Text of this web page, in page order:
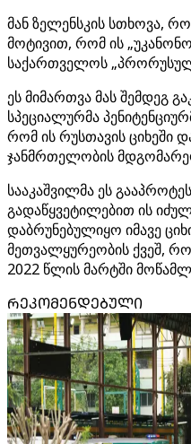
მან ზელენსკის სთხოვა,
მოტივით, რომ ის
საქართველოს
ეს მიმართვა მას შემდეგ
სპეციალურმა
რომ ის რუსთავის ციხეში
ჯანმრთელობის
სააკაშვილმა ეს
გადაწყვეტილებით ის
დაბრუნებულიყო იმავე
მეთვალყურეობის ქვეშ,
2022 წლის მარტში
ᲠᲔᲙᲝᲛᲔᲜᲓᲔᲑᲣᲚᲘ